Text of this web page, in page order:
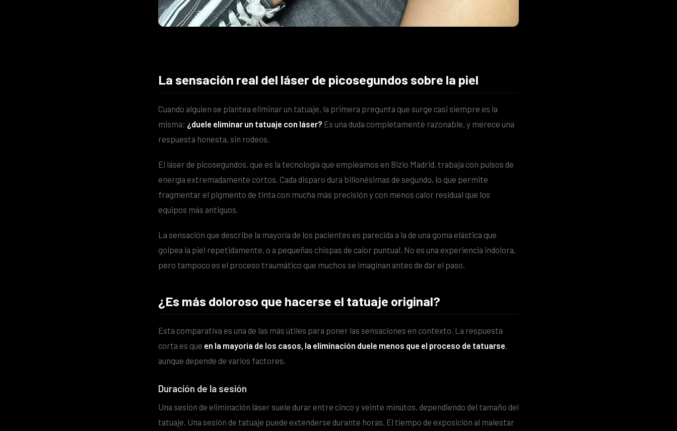
La sensación real del láser de picosegundos sobre la piel
Cuando alguien se plantea eliminar un tatuaje, la primera pregunta que surge casi siempre es la
misma: ¿duele eliminar un tatuaje con láser? Es una duda completamente razonable, y merece una
respuesta honesta, sin rodeos.
El láser de picosegundos, que es la tecnología que empleamos en Bizio Madrid, trabaja con pulsos de
energía extremadamente cortos. Cada disparo dura billonésimas de segundo, lo que permite
fragmentar el pigmento de tinta con mucha más precisión y con menos calor residual que los
equipos más antiguos.
La sensación que describe la mayoría de los pacientes es parecida a la de una goma elástica que
golpea la piel repetidamente, o a pequeñas chispas de calor puntual. No es una experiencia indolora,
pero tampoco es el proceso traumático que muchos se imaginan antes de dar el paso.
¿Es más doloroso que hacerse el tatuaje original?
Esta comparativa es una de las más útiles para poner las sensaciones en contexto. La respuesta
corta es que en la mayoría de los casos, la eliminación duele menos que el proceso de tatuarse,
aunque depende de varios factores.
Duración de la sesión
Una sesión de eliminación láser suele durar entre cinco y veinte minutos, dependiendo del tamaño del
tatuaje. Una sesión de tatuaje puede extenderse durante horas. El tiempo de exposición al malestar